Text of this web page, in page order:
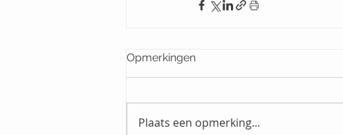
Opmerkingen
Plaats een opmerking...